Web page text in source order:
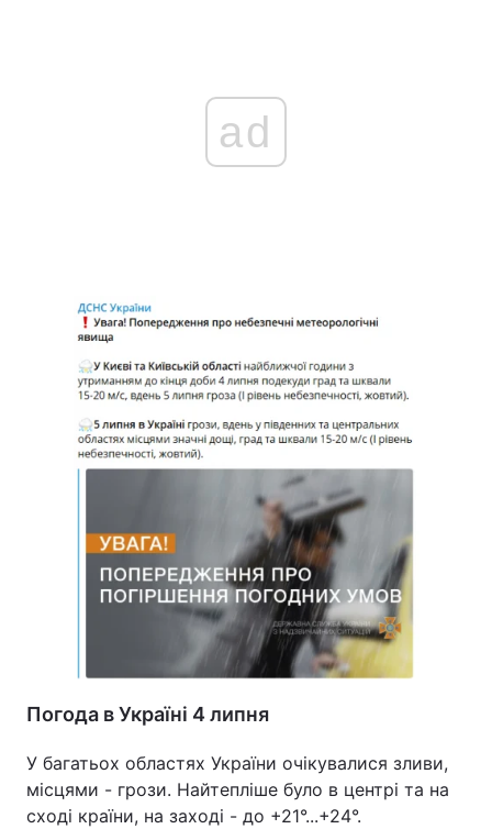
ad
Погода в Україні 4 липня
У багатьох областях України очікувалися зливи,
місцями - грози. Найтепліше було в центрі та на
сході країни, на заході - до +21°...+24°.